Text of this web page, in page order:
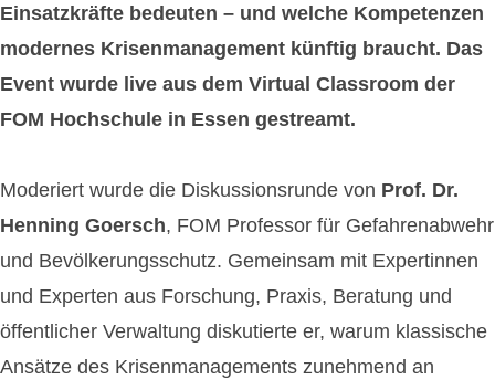
Einsatzkräfte bedeuten – und welche Kompetenzen
modernes Krisenmanagement künftig braucht. Das
Event wurde live aus dem Virtual Classroom der
FOM Hochschule in Essen gestreamt.
Moderiert wurde die Diskussionsrunde von Prof. Dr.
Henning Goersch, FOM Professor für Gefahrenabwehr
und Bevölkerungsschutz. Gemeinsam mit Expertinnen
und Experten aus Forschung, Praxis, Beratung und
öffentlicher Verwaltung diskutierte er, warum klassische
Ansätze des Krisenmanagements zunehmend an